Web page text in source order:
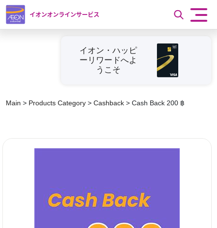
イオンオンラインサービス
イオン・ハッピ
ーリワードへよ
うこそ
Main > Products Category > Cashback > Cash Back 200 ฿